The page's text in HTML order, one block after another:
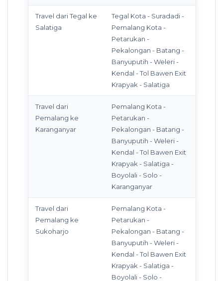
Travel dari Tegal ke
Salatiga
Tegal Kota - Suradadi -
Pemalang Kota -
Petarukan -
Pekalongan - Batang -
Banyuputih - Weleri -
Kendal - Tol Bawen Exit
Krapyak - Salatiga
Travel dari
Pemalang ke
Karanganyar
Pemalang Kota -
Petarukan -
Pekalongan - Batang -
Banyuputih - Weleri -
Kendal - Tol Bawen Exit
Krapyak - Salatiga -
Boyolali - Solo -
Karanganyar
Travel dari
Pemalang ke
Sukoharjo
Pemalang Kota -
Petarukan -
Pekalongan - Batang -
Banyuputih - Weleri -
Kendal - Tol Bawen Exit
Krapyak - Salatiga -
Boyolali - Solo -